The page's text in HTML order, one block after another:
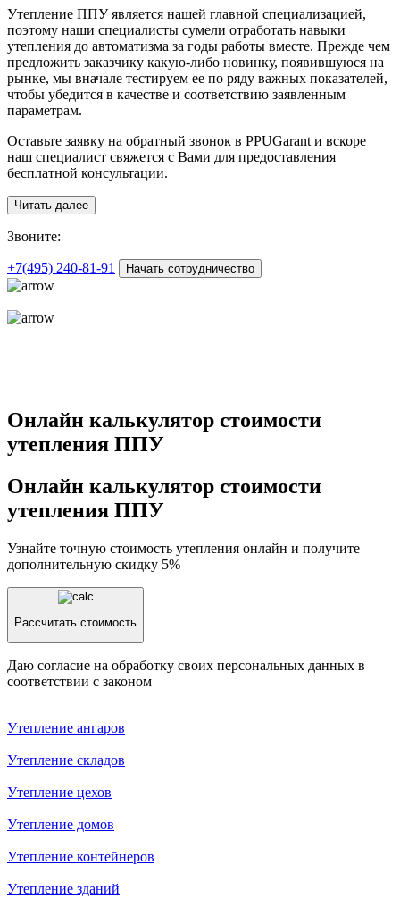
Утепление ППУ является нашей главной специализацией,
поэтому наши специалисты сумели отработать навыки
утепления до автоматизма за годы работы вместе. Прежде чем
предложить заказчику какую-либо новинку, появившуюся на
рынке, мы вначале тестируем ее по ряду важных показателей,
чтобы убедится в качестве и соответствию заявленным
параметрам.
Оставьте заявку на обратный звонок в PPUGarant и вскоре
наш специалист свяжется с Вами для предоставления
бесплатной консультации.
Читать далее
Звоните:
+7(495) 240-81-91 Начать сотрудничество
Онлайн калькулятор стоимости
утепления ППУ
Онлайн калькулятор стоимости
утепления ППУ
Узнайте точную стоимость утепления онлайн и получите
дополнительную скидку 5%
Рассчитать стоимость
Даю согласие на обработку своих персональных данных в
соответствии с законом
Утепление aнгаров
Утепление складов
Утепление цехов
Утепление домов
Утепление контейнеров
Утепление зданий